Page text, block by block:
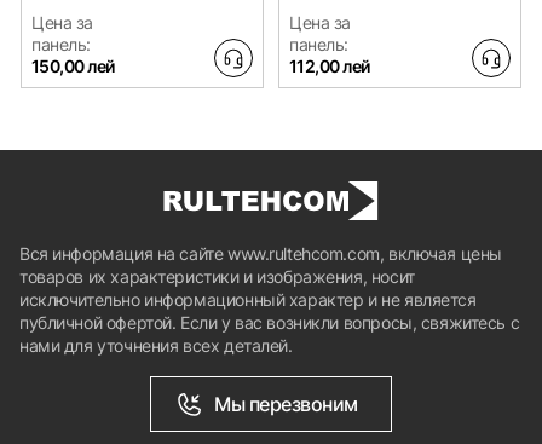
Цена за
панель:
150,00 лей
Цена за
панель:
112,00 лей
Вся информация на сайте www.rultehcom.com, включая цены
товаров их характеристики и изображения, носит
исключительно информационный характер и не является
публичной офертой. Если у вас возникли вопросы, свяжитесь с
нами для уточнения всех деталей.
Мы перезвоним